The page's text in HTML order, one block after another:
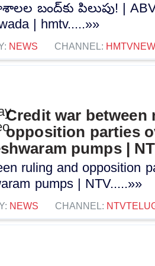
బంద్‌కు పిలుపు! |
| hmtv.....»»
NEWS CHANNEL:
Credit war between
opposition parties
pumps |
ruling and opposition
pumps | NTV.....»»
NEWS CHANNEL: